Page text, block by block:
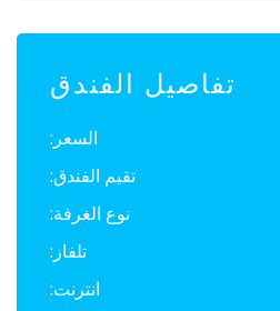
تفاصيل الفندق
السعر:
تقيم الفندق:
نوع الغرفة:
تلفاز:
انترنت: